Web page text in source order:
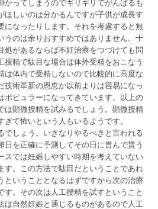
ほしいのは分かるんですが子供が成長す
になったりします。それを考慮すると無
うのは余りおすすめではありません。十
処があるならば不妊治療をつづけても問
授精で駄目な場合は体外受精をおこなう
は体内で受精しないので比較的に高度な
技術革新の恩恵か以前よりは容易になっ
ポピュラーになってきています。以上の
は顕微授精を試みるでしょう。顕微授精
て怖いという人もいるようです。
でしょう。いきなりやるべきと言われる
を正確に予測してその日に営んで貰う
スでは妊娠しやすい時期を考えていない
す。この方法で駄目だということであれ
ということとなるはずですから次の治療
す。その次は人工授精を試すということ
は自然妊娠と通じるものがあるので人工